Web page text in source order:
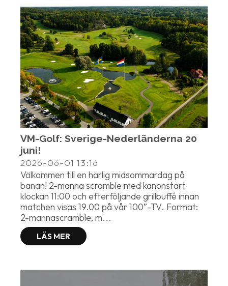
VM-Golf: Sverige-Nederländerna 20
juni!
2026-06-01 13:16
Välkommen till en härlig midsommardag på
banan! 2-manna scramble med kanonstart
klockan 11:00 och efterföljande grillbuffé innan
matchen visas 19.00 på vår 100”-TV. Format:
2-mannascramble, m...
LÄS MER